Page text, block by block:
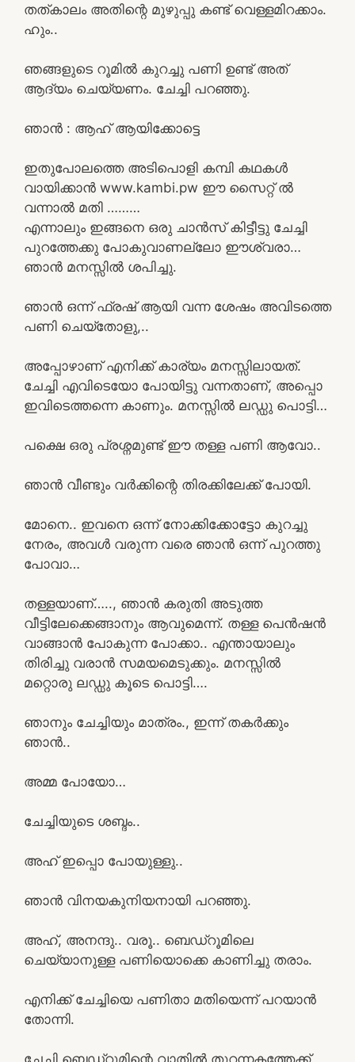
തത്കാലം അതിന്റെ മുഴുപ്പു കണ്ട് വെള്ളമിറക്കാം.
ഹും..
ഞങ്ങളുടെ റൂമിൽ കുറച്ചു പണി ഉണ്ട് അത്
ആദ്യം ചെയ്യണം. ചേച്ചി പറഞ്ഞു.
ഞാൻ : ആഹ് ആയിക്കോട്ടെ
ഇതുപോലത്തെ അടിപൊളി കമ്പി കഥകൾ
വായിക്കാൻ www.kambi.pw ഈ സൈറ്റ് ൽ
വന്നാൽ മതി ………
എന്നാലും ഇങ്ങനെ ഒരു ചാൻസ് കിട്ടീട്ടു ചേച്ചി
പുറത്തേക്കു പോകുവാണല്ലോ ഈശ്വരാ…
ഞാൻ മനസ്സിൽ ശപിച്ചു.
ഞാൻ ഒന്ന് ഫ്രഷ് ആയി വന്ന ശേഷം അവിടത്തെ
പണി ചെയ്തോളു,..
അപ്പോഴാണ് എനിക്ക് കാര്യം മനസ്സിലായത്.
ചേച്ചി എവിടെയോ പോയിട്ടു വന്നതാണ്, അപ്പൊ
ഇവിടെത്തന്നെ കാണും. മനസ്സിൽ ലഡ്ഡു പൊട്ടി…
പക്ഷെ ഒരു പ്രശ്നമുണ്ട് ഈ തള്ള പണി ആവോ..
ഞാൻ വീണ്ടും വർക്കിന്റെ തിരക്കിലേക്ക് പോയി.
മോനെ.. ഇവനെ ഒന്ന് നോക്കിക്കോട്ടോ കുറച്ചു
നേരം, അവൾ വരുന്ന വരെ ഞാൻ ഒന്ന് പുറത്തു
പോവാ…
തള്ളയാണ്….., ഞാൻ കരുതി അടുത്ത
വീട്ടിലേക്കെങ്ങാനും ആവുമെന്ന്. തള്ള പെൻഷൻ
വാങ്ങാൻ പോകുന്ന പോക്കാ.. എന്തായാലും
തിരിച്ചു വരാൻ സമയമെടുക്കും. മനസ്സിൽ
മറ്റൊരു ലഡ്ഡു കൂടെ പൊട്ടി….
ഞാനും ചേച്ചിയും മാത്രം., ഇന്ന് തകർക്കും
ഞാൻ..
അമ്മ പോയോ…
ചേച്ചിയുടെ ശബ്ദം..
അഹ് ഇപ്പൊ പോയുള്ളു..
ഞാൻ വിനയകുനിയനായി പറഞ്ഞു.
അഹ്, അനന്ദു.. വരൂ.. ബെഡ്‌റൂമിലെ
ചെയ്യാനുള്ള പണിയൊക്കെ കാണിച്ചു തരാം.
എനിക്ക് ചേച്ചിയെ പണിതാ മതിയെന്ന് പറയാൻ
തോന്നി.
ചേച്ചി ബെഡ്‌റൂമിന്റെ വാതിൽ തുറന്നകത്തേക്ക്.,